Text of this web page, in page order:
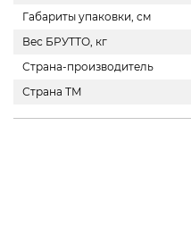
Габариты упаковки, см
Вес БРУТТО, кг
Страна-производитель
Страна ТМ